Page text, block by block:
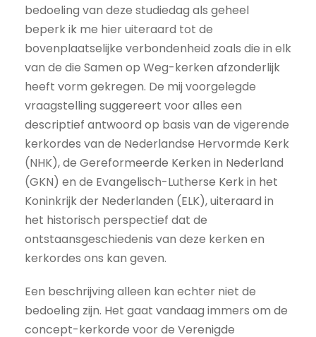
bedoeling van deze studiedag als geheel
beperk ik me hier uiteraard tot de
bovenplaatselijke verbondenheid zoals die in elk
van de die Samen op Weg-kerken afzonderlijk
heeft vorm gekregen. De mij voorgelegde
vraagstelling suggereert voor alles een
descriptief antwoord op basis van de vigerende
kerkordes van de Nederlandse Hervormde Kerk
(NHK), de Gereformeerde Kerken in Nederland
(GKN) en de Evangelisch-Lutherse Kerk in het
Koninkrijk der Nederlanden (ELK), uiteraard in
het historisch perspectief dat de
ontstaansgeschiedenis van deze kerken en
kerkordes ons kan geven.
Een beschrijving alleen kan echter niet de
bedoeling zijn. Het gaat vandaag immers om de
concept-kerkorde voor de Verenigde